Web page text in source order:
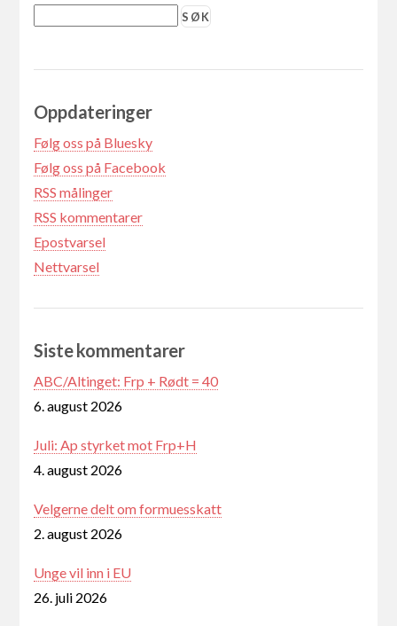
Oppdateringer
Følg oss på Bluesky
Følg oss på Facebook
RSS målinger
RSS kommentarer
Epostvarsel
Nettvarsel
Siste kommentarer
ABC/Altinget: Frp + Rødt = 40
6. august 2026
Juli: Ap styrket mot Frp+H
4. august 2026
Velgerne delt om formuesskatt
2. august 2026
Unge vil inn i EU
26. juli 2026